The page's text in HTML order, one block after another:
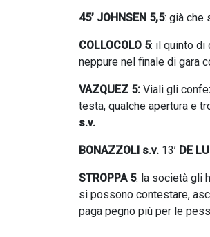
45’ JOHNSEN 5,5: già che
COLLOCOLO 5: il quinto di
neppure nel finale di gara
VAZQUEZ 5: Viali gli
testa, qualche apertura e
s.v.
BONAZZOLI s.v. 13’ DE
STROPPA 5: la società gli
si possono contestare,
paga pegno più per le